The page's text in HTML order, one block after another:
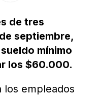
de tres
septiembre,
mínimo
los $60.000.
los empleados